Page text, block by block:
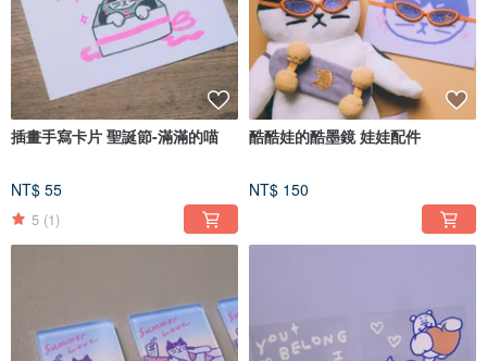
插畫手寫卡片 聖誕節-滿滿的喵
NT$ 55
5 (1)
酷酷娃的酷墨鏡 娃娃配件
NT$ 150